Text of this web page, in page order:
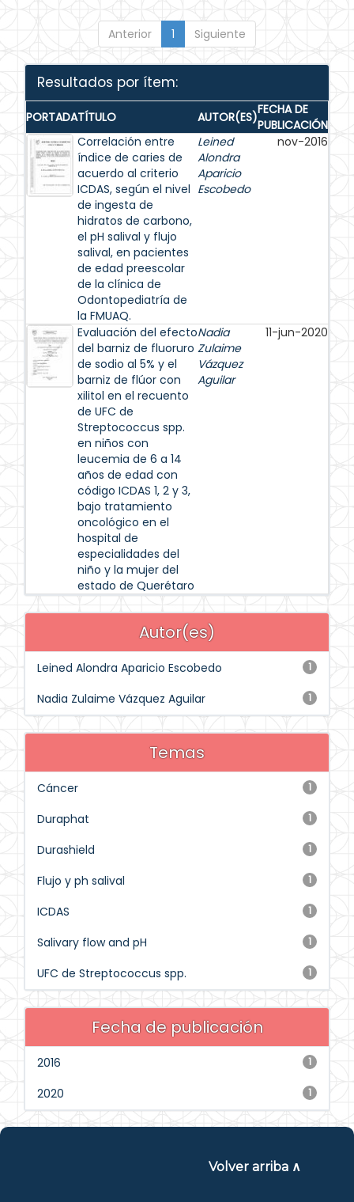
Anterior 1 Siguiente
Resultados por ítem:
PORTADATÍTULO AUTOR(ES)FECHA DE
PUBLICACIÓN
Correlación entre
índice de caries de
acuerdo al criterio
ICDAS, según el nivel
de ingesta de
hidratos de carbono,
el pH salival y flujo
salival, en pacientes
de edad preescolar
de la clínica de
Odontopediatría de
la FMUAQ.
Leined
Alondra
Aparicio
Escobedo
nov-2016
Evaluación del efecto
del barniz de fluoruro
de sodio al 5% y el
barniz de flúor con
xilitol en el recuento
de UFC de
Streptococcus spp.
en niños con
leucemia de 6 a 14
años de edad con
código ICDAS 1, 2 y 3,
bajo tratamiento
oncológico en el
hospital de
especialidades del
niño y la mujer del
estado de Querétaro
Nadia
Zulaime
Vázquez
Aguilar
11-jun-2020
Autor(es)
1
Leined Alondra Aparicio Escobedo
1
Nadia Zulaime Vázquez Aguilar
Temas
1
Cáncer
1
Duraphat
1
Durashield
1
Flujo y ph salival
1
ICDAS
1
Salivary flow and pH
1
UFC de Streptococcus spp.
Fecha de publicación
1
2016
1
2020
Volver arriba ∧